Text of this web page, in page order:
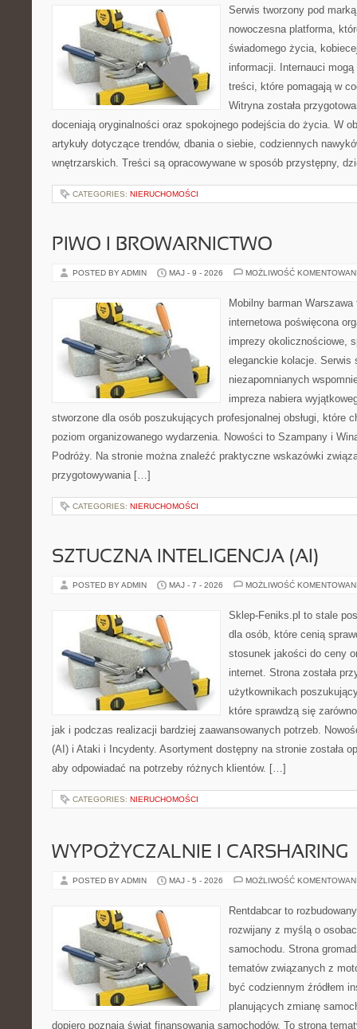
Serwis tworzony pod
nowoczesna platforma,
świadomego życia,
informacji. Internauci
treści, które pomagają w
Witryna została
doceniają oryginalności oraz spokojnego podejścia do życia. W
artykuły dotyczące trendów, dbania o siebie, codziennych
wnętrzarskich. Treści są opracowywane w sposób przystępny,
CATEGORIES: NIERUCHOMOŚCI
PIWO I BROWARNICTWO
POSTED BY ADMIN MAJ - 9 - 2026 MOŻLIWOŚĆ
Mobilny barman
internetowa poświęcona
imprezy okolicznościowe,
eleganckie kolacje. Serwis
niezapomnianych
impreza nabiera
stworzone dla osób poszukujących profesjonalnej obsługi, które
poziom organizowanego wydarzenia. Nowości to Szampany i
Podróży. Na stronie można znaleźć praktyczne wskazówki
przygotowywania […]
CATEGORIES: NIERUCHOMOŚCI
SZTUCZNA INTELIGENCJA (AI)
POSTED BY ADMIN MAJ - 7 - 2026 MOŻLIWOŚĆ
Sklep-Feniks.pl to stale
dla osób, które cenią
stosunek jakości do ceny
internet. Strona została
użytkownikach
które sprawdzą się
jak i podczas realizacji bardziej zaawansowanych potrzeb.
(AI) i Ataki i Incydenty. Asortyment dostępny na stronie została
aby odpowiadać na potrzeby różnych klientów. […]
CATEGORIES: NIERUCHOMOŚCI
WYPOŻYCZALNIE I CARSHARING
POSTED BY ADMIN MAJ - 5 - 2026 MOŻLIWOŚĆ
Rentdabcar to
rozwijany z myślą o
samochodu. Strona
tematów związanych z
być codziennym źródłem
planujących zmianę
dopiero poznają świat finansowania samochodów. To strona